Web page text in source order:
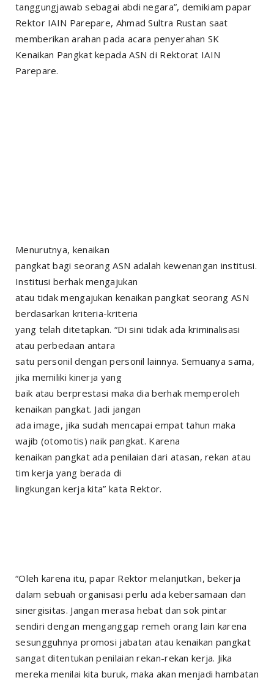
tanggungjawab sebagai abdi negara”, demikiam papar
Rektor IAIN Parepare, Ahmad Sultra Rustan saat
memberikan arahan pada acara penyerahan SK
Kenaikan Pangkat kepada ASN di Rektorat IAIN
Parepare.
Menurutnya, kenaikan
pangkat bagi seorang ASN adalah kewenangan institusi.
Institusi berhak mengajukan
atau tidak mengajukan kenaikan pangkat seorang ASN
berdasarkan kriteria-kriteria
yang telah ditetapkan. “Di sini tidak ada kriminalisasi
atau perbedaan antara
satu personil dengan personil lainnya. Semuanya sama,
jika memiliki kinerja yang
baik atau berprestasi maka dia berhak memperoleh
kenaikan pangkat. Jadi jangan
ada image, jika sudah mencapai empat tahun maka
wajib (otomotis) naik pangkat. Karena
kenaikan pangkat ada penilaian dari atasan, rekan atau
tim kerja yang berada di
lingkungan kerja kita” kata Rektor.
“Oleh karena itu, papar Rektor melanjutkan, bekerja
dalam sebuah organisasi perlu ada kebersamaan dan
sinergisitas. Jangan merasa hebat dan sok pintar
sendiri dengan menganggap remeh orang lain karena
sesungguhnya promosi jabatan atau kenaikan pangkat
sangat ditentukan penilaian rekan-rekan kerja. Jika
mereka menilai kita buruk, maka akan menjadi hambatan